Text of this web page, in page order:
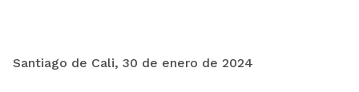
Santiago de Cali, 30 de enero de 2024